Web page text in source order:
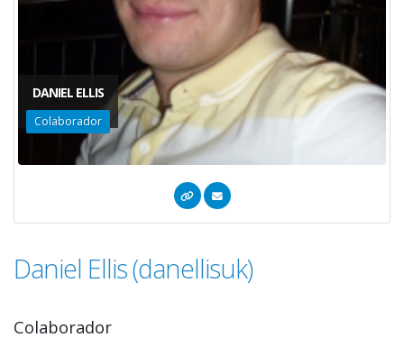
DANIEL ELLIS
Colaborador
Daniel Ellis (danellisuk)
Colaborador